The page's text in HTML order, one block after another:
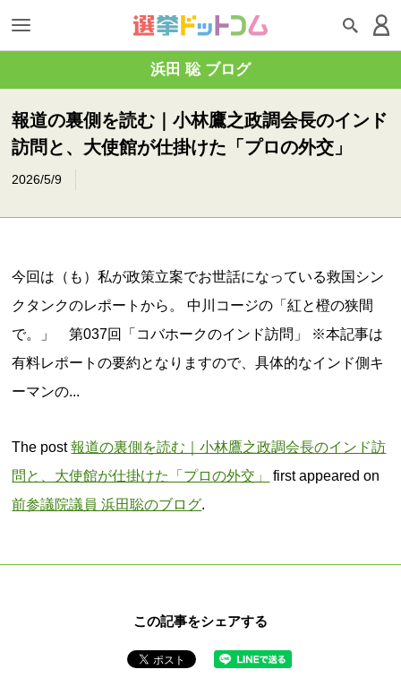
浜田 聡 ブログ
報道の裏側を読む｜小林鷹之政調会長のインド
訪問と、大使館が仕掛けた「プロの外交」
2026/5/9
今回は（も）私が政策立案でお世話になっている救国シン
クタンクのレポートから。 中川コージの「紅と橙の狭間
で。」 第037回「コバホークのインド訪問」 ※本記事は
有料レポートの要約となりますので、具体的なインド側キ
ーマンの...
The post報道の裏側を読む｜小林鷹之政調会長のインド訪
問と、大使館が仕掛けた「プロの外交」
first appeared on
前参議院議員 浜田聡のブログ.
この記事をシェアする